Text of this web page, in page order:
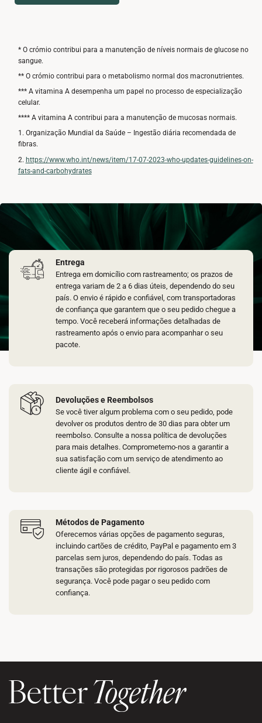
* O crómio contribui para a manutenção de níveis normais de glucose no
sangue.
** O crómio contribui para o metabolismo normal dos macronutrientes.
*** A vitamina A desempenha um papel no processo de especialização
celular.
**** A vitamina A contribui para a manutenção de mucosas normais.
1. Organização Mundial da Saúde – Ingestão diária recomendada de
fibras.
2. https://www.who.int/news/item/17-07-2023-who-updates-guidelines-on-
fats-and-carbohydrates
Entrega
Entrega em domicílio com rastreamento; os prazos de
entrega variam de 2 a 6 dias úteis, dependendo do seu
país. O envio é rápido e confiável, com transportadoras
de confiança que garantem que o seu pedido chegue a
tempo. Você receberá informações detalhadas de
rastreamento após o envio para acompanhar o seu
pacote.
Devoluções e Reembolsos
Se você tiver algum problema com o seu pedido, pode
devolver os produtos dentro de 30 dias para obter um
reembolso. Consulte a nossa política de devoluções
para mais detalhes. Comprometemo-nos a garantir a
sua satisfação com um serviço de atendimento ao
cliente ágil e confiável.
Métodos de Pagamento
Oferecemos várias opções de pagamento seguras,
incluindo cartões de crédito, PayPal e pagamento em 3
parcelas sem juros, dependendo do país. Todas as
transações são protegidas por rigorosos padrões de
segurança. Você pode pagar o seu pedido com
confiança.